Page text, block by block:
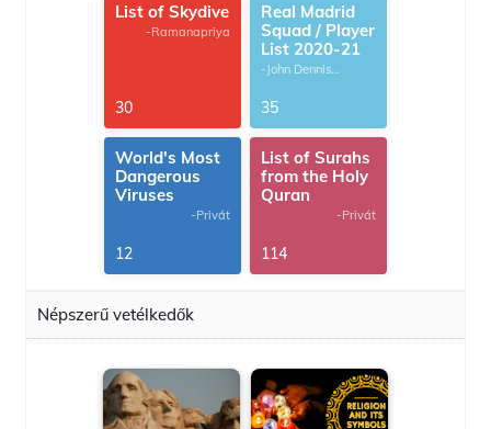
List of Skydive
-Ramanapriya
30
Real Madrid
Squad / Player
List 2020-21
-John Dennis
35
World's Most
Dangerous
Viruses
-Privát
12
List of Surahs
from the Holy
Quran
-Privát
114
Népszerű vetélkedők